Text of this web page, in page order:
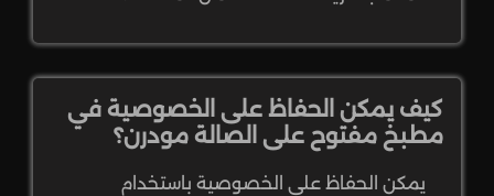
كيف يمكن الحفاظ على الخصوصية في
مطبخ مفتوح على الصالة مودرن؟
يمكن الحفاظ على الخصوصية باستخدام